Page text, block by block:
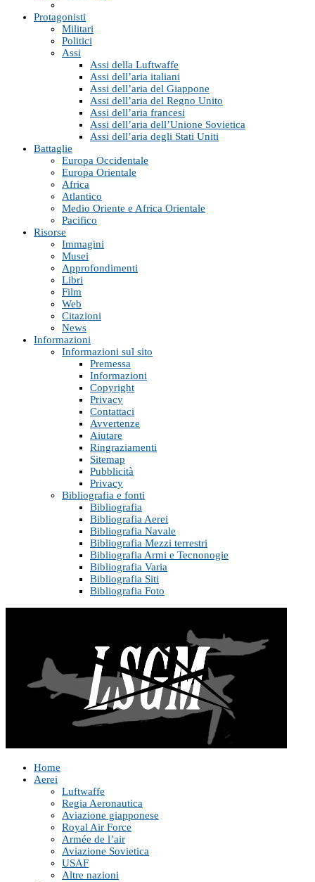
Protagonisti
Militari
Politici
Assi
Assi della Luftwaffe
Assi dell’aria italiani
Assi dell’aria del Giappone
Assi dell’aria del Regno Unito
Assi dell’aria francesi
Assi dell’aria dell’Unione Sovietica
Assi dell’aria degli Stati Uniti
Battaglie
Europa Occidentale
Europa Orientale
Africa
Atlantico
Medio Oriente e Africa Orientale
Pacifico
Risorse
Immagini
Musei
Approfondimenti
Libri
Film
Web
Citazioni
News
Informazioni
Informazioni sul sito
Premessa
Informazioni
Copyright
Privacy
Contattaci
Avvertenze
Aiutare
Ringraziamenti
Sitemap
Pubblicità
Privacy
Bibliografia e fonti
Bibliografia
Bibliografia Aerei
Bibliografia Navale
Bibliografia Mezzi terrestri
Bibliografia Armi e Tecnonogie
Bibliografia Varia
Bibliografia Siti
Bibliografia Foto
Home
Aerei
Luftwaffe
Regia Aeronautica
Aviazione giapponese
Royal Air Force
Armée de l’air
Aviazione Sovietica
USAF
Altre nazioni